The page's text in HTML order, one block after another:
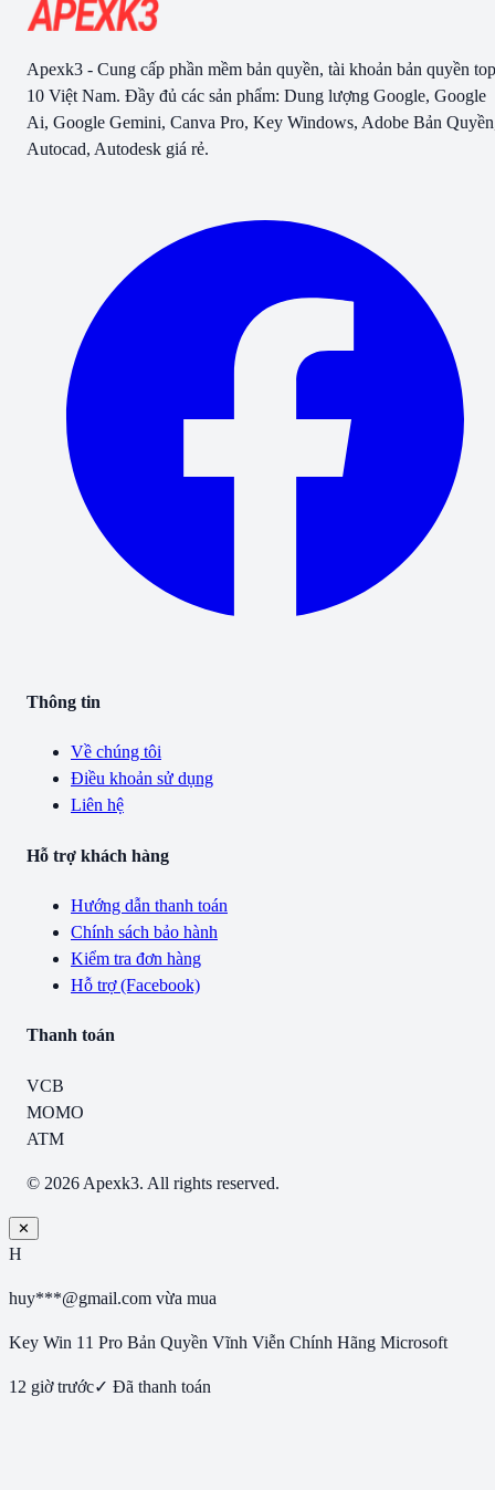
Apexk3 - Cung cấp phần mềm bản quyền, tài khoản bản quyền top
10 Việt Nam. Đầy đủ các sản phẩm: Dung lượng Google, Google
Ai, Google Gemini, Canva Pro, Key Windows, Adobe Bản
Autocad, Autodesk giá rẻ.
Thông tin
Về chúng tôi
Điều khoản sử dụng
Liên hệ
Hỗ trợ khách hàng
Hướng dẫn thanh toán
Chính sách bảo hành
Kiểm tra đơn hàng
Hỗ trợ (Facebook)
Thanh toán
VCB
MOMO
ATM
© 2026 Apexk3. All rights reserved.
✕
H
huy***@gmail.com vừa mua
Key Win 11 Pro Bản Quyền Vĩnh Viễn Chính Hãng Microsoft
12 giờ trước✓ Đã thanh toán